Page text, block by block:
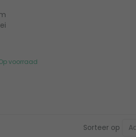
voorraad
Sorteer op